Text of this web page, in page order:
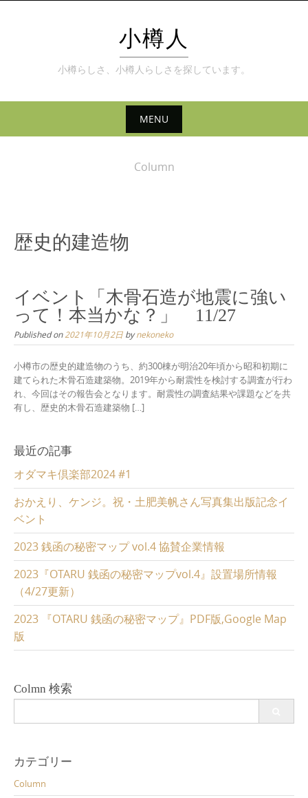
小樽人
小樽らしさ、小樽人らしさを探しています。
MENU
Column
歴史的建造物
イベント「木骨石造が地震に強い
って！本当かな？」 11/27
Published on2021年10月2日 bynekoneko
小樽市の歴史的建造物のうち、約300棟が明治20年頃から昭和初期に
建てられた木骨石造建築物。2019年から耐震性を検討する調査が行わ
れ、今回はその報告会となります。耐震性の調査結果や課題などを共
有し、歴史的木骨石造建築物 […]
最近の記事
オダマキ倶楽部2024 #1
おかえり、ケンジ。祝・土肥美帆さん写真集出版記念イ
ベント
2023 銭函の秘密マップ vol.4 協賛企業情報
2023『OTARU 銭函の秘密マップvol.4』設置場所情報
（4/27更新）
2023 『OTARU 銭函の秘密マップ』PDF版,Google Map
版
Colmn 検索
カテゴリー
Column